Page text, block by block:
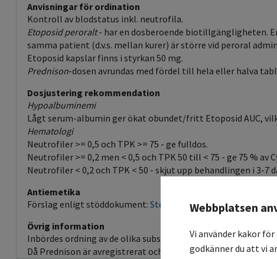
Anvisningar för ordination
Kontroll av blodstatus inkl. neutrofila.
Etoposid peroralt- har en dosberoende biotillgängligheten.
samma patient (d.v.s. mellan kurer) är större vid peroral
Etoposid kapslar finns i styrkan 50 mg.
Prednison-dosen avrundas med fördel till hela eller halva
Dosjustering rekommendation
Hypoalbuminemi
Lågt serum-albumin ger ökat obundet/fritt Etoposid AUC,
Hematologi
Neutrofiler >= 0,5 och TPK >= 75 - ge fulldos.
Neutrofiler >= 0,2 men < 0,5 och TPK 50 till < 75 - ge 75 % av
Neutrofiler < 0,2 och TPK < 50 - skjut upp behandlingen i 3-7
Antiemetika
Förslag enligt stöddokument: Steg 2a (3dgr)
Övrig information
Inbördes ordning av de olika substanserna är valfri.
Då Prednison är avregistrerat och endast tillgängligt via
Webbplatsen
Vi använder kakor
godkänner du att vi